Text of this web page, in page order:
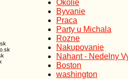
Okolie
Byvanie
Praca
Party u Michala
Rozne
Nakupovanie
Nahant - Nedelny
Boston
washington